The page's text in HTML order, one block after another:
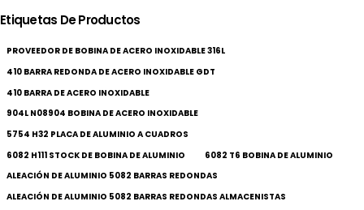
Etiquetas De Productos
PROVEEDOR DE BOBINA DE ACERO INOXIDABLE 316L
410 BARRA REDONDA DE ACERO INOXIDABLE GDT
410 BARRA DE ACERO INOXIDABLE
904L N08904 BOBINA DE ACERO INOXIDABLE
5754 H32 PLACA DE ALUMINIO A CUADROS
6082 H111 STOCK DE BOBINA DE ALUMINIO
6082 T6 BOBINA DE ALUMINIO
ALEACIÓN DE ALUMINIO 5082 BARRAS REDONDAS
ALEACIÓN DE ALUMINIO 5082 BARRAS REDONDAS ALMACENISTAS